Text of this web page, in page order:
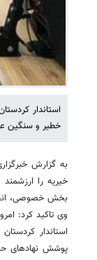
استاندار
خطیر و سنگین
به گزارش
خیریه را
بخش خصوصی،
وی تاکید کرد:
استاندار
پوشش نهادهای